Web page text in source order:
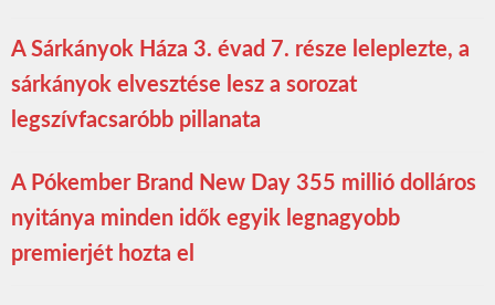
A Sárkányok Háza 3. évad 7. része leleplezte, a
sárkányok elvesztése lesz a sorozat
legszívfacsaróbb pillanata
A Pókember Brand New Day 355 millió dolláros
nyitánya minden idők egyik legnagyobb
premierjét hozta el